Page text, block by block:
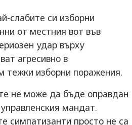
слабите си изборни
от местния вот във
удар върху
агресивно в
тежки изборни поражения.
не може да бъде оправдан
мандат.
симпатизанти просто не са